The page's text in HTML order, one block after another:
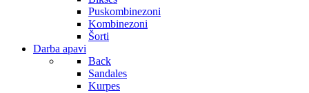
Puskombinezoni
Kombinezoni
Šorti
Darba apavi
Back
Sandales
Kurpes